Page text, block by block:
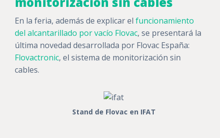
En la feria, además de explicar el funcionamiento
del alcantarillado por vacío Flovac, se presentará la
última novedad desarrollada por Flovac España:
Flovactronic, el sistema de monitorización sin
cables.
Stand de Flovac en IFAT